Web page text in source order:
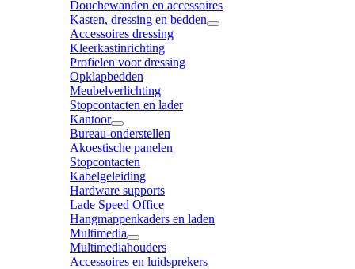
Douchewanden en accessoires
Kasten, dressing en bedden
Accessoires dressing
Kleerkastinrichting
Profielen voor dressing
Opklapbedden
Meubelverlichting
Stopcontacten en lader
Kantoor
Bureau-onderstellen
Akoestische panelen
Stopcontacten
Kabelgeleiding
Hardware supports
Lade Speed Office
Hangmappenkaders en laden
Multimedia
Multimediahouders
Accessoires en luidsprekers